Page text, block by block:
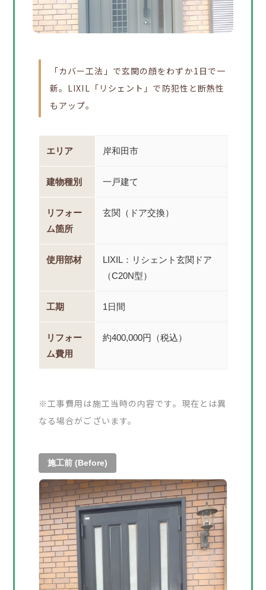
「カバー工法」で玄関の顔をわずか1日で一
新。LIXIL「リシェント」で防犯性と断熱性
もアップ。
エリア 岸和田市
建物種別 一戸建て
リフォー
ム箇所
玄関（ドア交換）
使用部材
LIXIL：リシェント玄関ドア
（C20N型）
工期 1日間
リフォー
ム費用
約400,000円（税込）
※工事費用は施工当時の内容です。現在とは異
なる場合がございます。
施工前 (Before)